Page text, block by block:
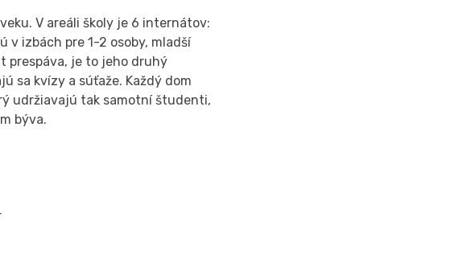
V areáli školy je 6 internátov:
v izbách pre 1-2 osoby, mladší
prespáva, je to jeho druhý
sa kvízy a súťaže. Každý dom
udržiavajú tak samotní študenti,
býva.